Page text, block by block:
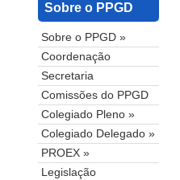
Sobre o PPGD
Sobre o PPGD »
Coordenação
Secretaria
Comissões do PPGD
Colegiado Pleno »
Colegiado Delegado »
PROEX »
Legislação